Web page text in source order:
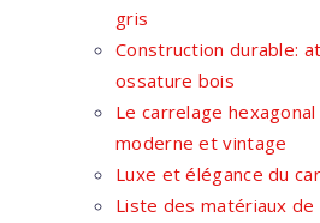
gris
Construction durable:
ossature bois
Le carrelage
moderne et vintage
Luxe et élégance du
Liste des matériaux